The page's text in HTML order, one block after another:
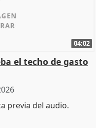
04:02
el techo de gasto